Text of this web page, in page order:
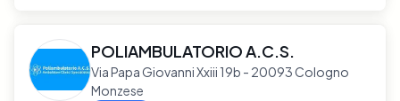
POLIAMBULATORIO A.C.S.
Via Papa Giovanni Xxiii 19b - 20093 Cologno
Monzese